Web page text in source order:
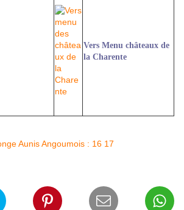
Vers Menu châteaux de
la Charente
Aunis Angoumois : 16 17